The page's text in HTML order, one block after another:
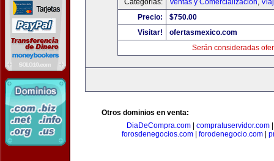
Categorias:
Ventas y Comercializacion,
Precio:
$750.00
Visitar!
ofertasmexico.com
Serán consideradas
Otros dominios en venta:
DiaDeCompra.com
compratuservidor.com
forosdenegocios.com
forodenegocio.com